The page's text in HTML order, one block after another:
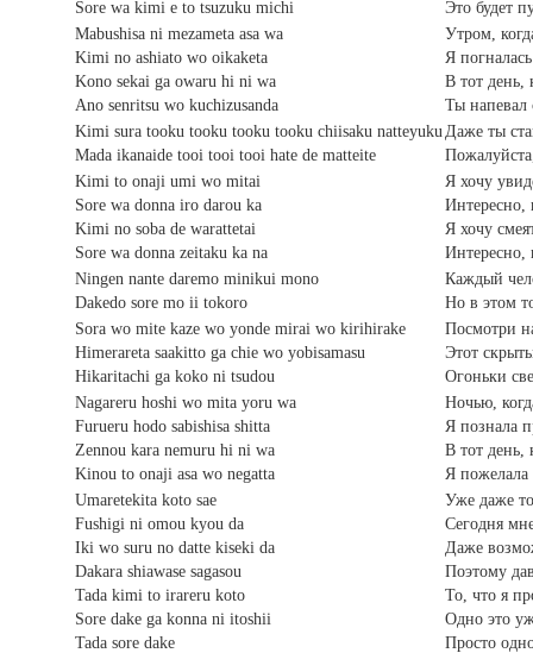
Sore wa kimi e to tsuzuku michi
Это будет
Mabushisa ni mezameta asa wa
Kimi no ashiato wo oikaketa
Kono sekai ga owaru hi ni wa
Ano senritsu wo kuchizusanda
Утром,
Я
В тот день,
Ты напевал
Kimi sura tooku tooku tooku tooku chiisaku natteyuku
Mada ikanaide tooi tooi tooi hate de matteite
Даже ты
Kimi to onaji umi wo mitai
Sore wa donna iro darou ka
Kimi no soba de warattetai
Sore wa donna zeitaku ka na
Я хочу
Интересно,
Я хочу
Интересно,
Ningen nante daremo minikui mono
Dakedo sore mo ii tokoro
Каждый
Но в этом
Sora wo mite kaze wo yonde mirai wo kirihirake
Himerareta saakitto ga chie wo yobisamasu
Hikaritachi ga koko ni tsudou
Посмотри
Этот
Огоньки
Nagareru hoshi wo mita yoru wa
Furueru hodo sabishisa shitta
Zennou kara nemuru hi ni wa
Kinou to onaji asa wo negatta
Ночью,
Я познала
В тот день,
Я пожелала
Umaretekita koto sae
Fushigi ni omou kyou da
Iki wo suru no datte kiseki da
Dakara shiawase sagasou
Tada kimi to irareru koto
Sore dake ga konna ni itoshii
Tada sore dake
Уже даже
Сегодня
Даже
Поэтому
То, что я
Одно это
Просто